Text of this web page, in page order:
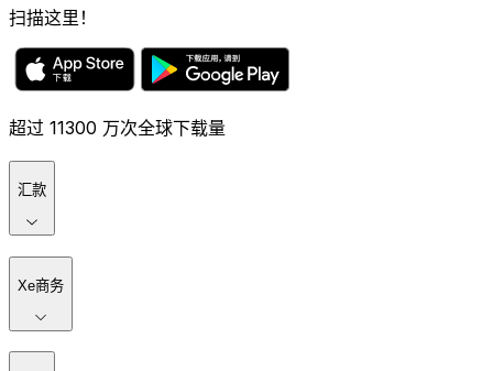
扫描这里！
超过 11300 万次全球下载量
汇款
Xe商务